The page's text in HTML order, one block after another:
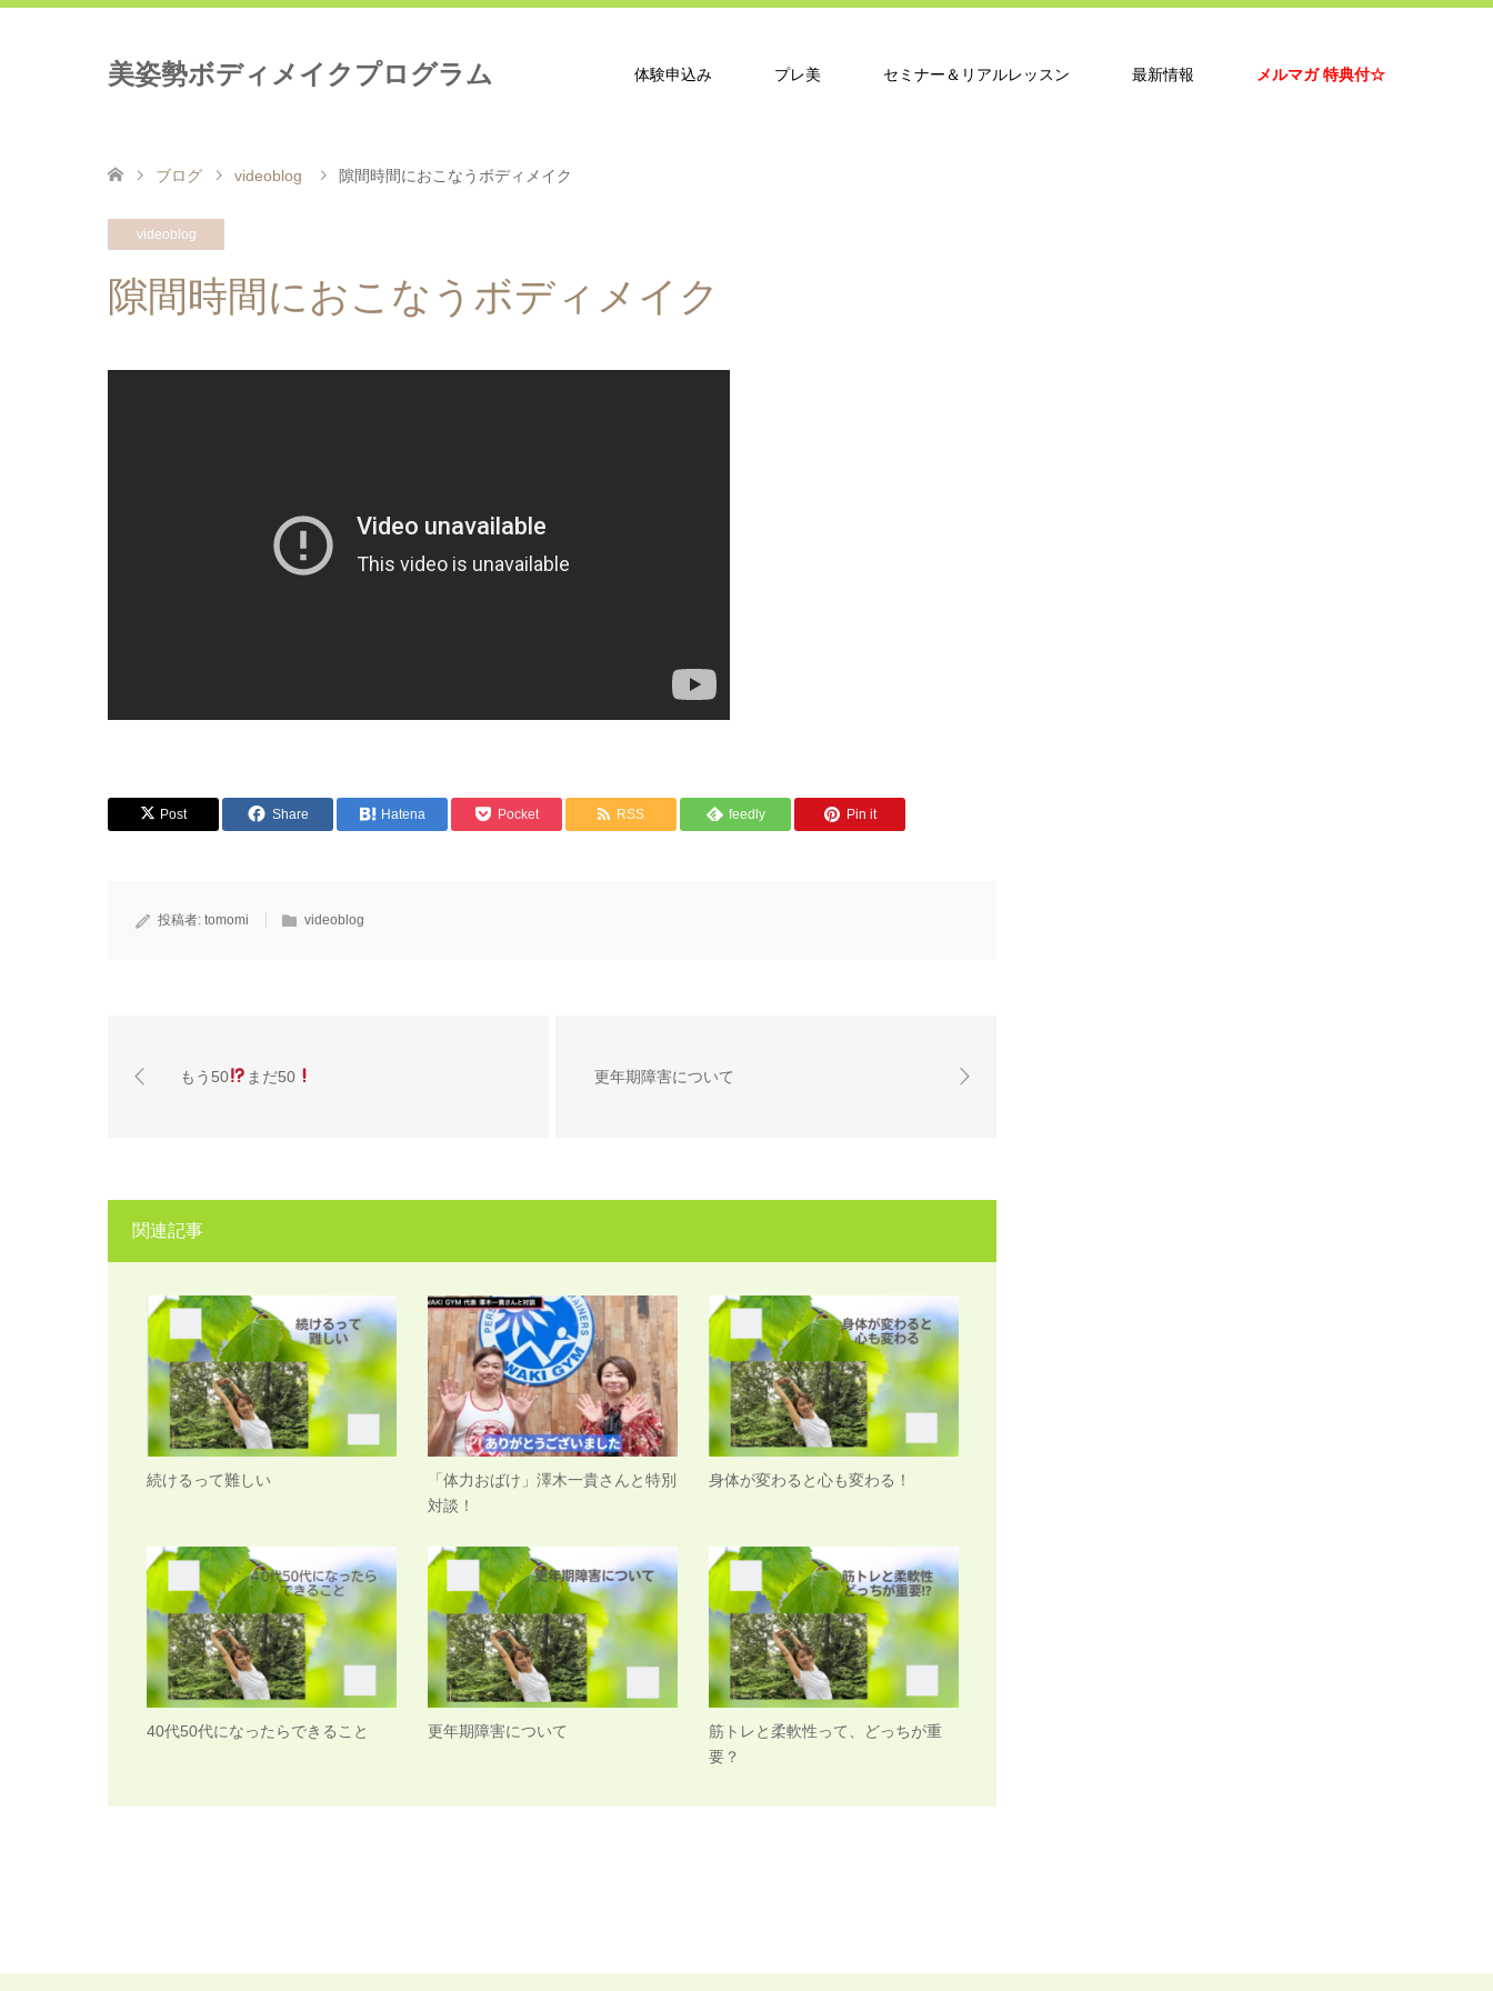
美姿勢ボディメイクプログラム 体験申込み プレ美 セミナー＆リアルレッスン 最新情報 メルマガ 特典付☆
ブログ videoblog 隙間時間におこなうボディメイク
videoblog
隙間時間におこなうボディメイク
Post Share Hatena Pocket RSS feedly Pin it
投稿者: tomomi videoblog
もう50 まだ50 更年期障害について
関連記事
続けるって難しい
「体力おばけ」澤木一貴さんと特別
対談！
身体が変わると心も変わる！
40代50代になったらできること 更年期障害について
筋トレと柔軟性って、どっちが重
要？